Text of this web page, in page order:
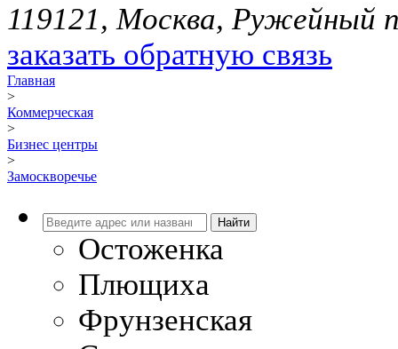
119121, Москва, Ружейный
заказать обратную связь
Главная
>
Коммерческая
>
Бизнес центры
>
Замоскворечье
Остоженка
Плющиха
Фрунзенская